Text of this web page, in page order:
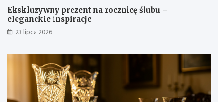
Ekskluzywny prezent na rocznicę ślubu –
eleganckie inspiracje
23 lipca 2026